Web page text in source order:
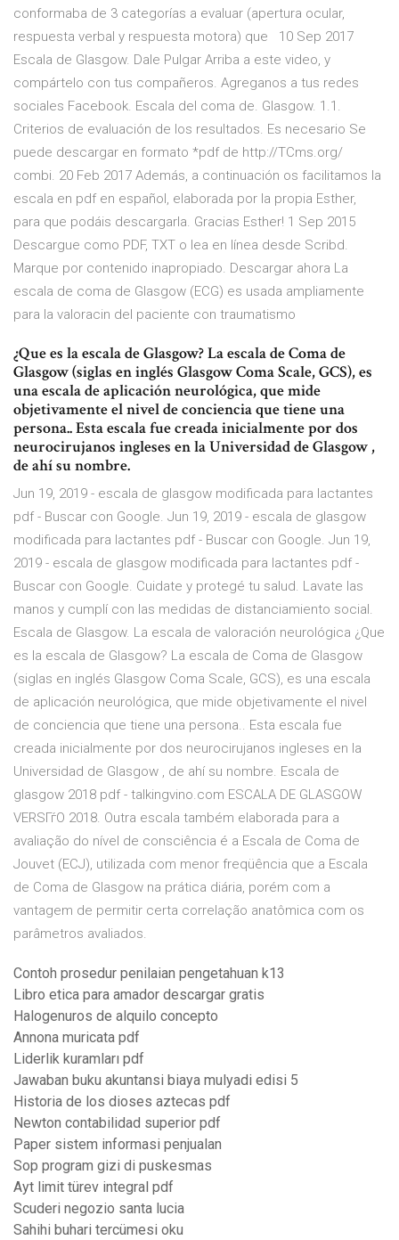
conformaba de 3 categorías a evaluar (apertura ocular,
respuesta verbal y respuesta motora) que 10 Sep 2017
Escala de Glasgow. Dale Pulgar Arriba a este video, y
compártelo con tus compañeros. Agreganos a tus redes
sociales Facebook. Escala del coma de. Glasgow. 1.1.
Criterios de evaluación de los resultados. Es necesario Se
puede descargar en formato *pdf de http://TCms.org/
combi. 20 Feb 2017 Además, a continuación os facilitamos la
escala en pdf en español, elaborada por la propia Esther,
para que podáis descargarla. Gracias Esther! 1 Sep 2015
Descargue como PDF, TXT o lea en línea desde Scribd.
Marque por contenido inapropiado. Descargar ahora La
escala de coma de Glasgow (ECG) es usada ampliamente
para la valoracin del paciente con traumatismo
¿Que es la escala de Glasgow? La escala de Coma de
Glasgow (siglas en inglés Glasgow Coma Scale, GCS), es
una escala de aplicación neurológica, que mide
objetivamente el nivel de conciencia que tiene una
persona.. Esta escala fue creada inicialmente por dos
neurocirujanos ingleses en la Universidad de Glasgow ,
de ahí su nombre.
Jun 19, 2019 - escala de glasgow modificada para lactantes
pdf - Buscar con Google. Jun 19, 2019 - escala de glasgow
modificada para lactantes pdf - Buscar con Google. Jun 19,
2019 - escala de glasgow modificada para lactantes pdf -
Buscar con Google. Cuidate y protegé tu salud. Lavate las
manos y cumplí con las medidas de distanciamiento social.
Escala de Glasgow. La escala de valoración neurológica ¿Que
es la escala de Glasgow? La escala de Coma de Glasgow
(siglas en inglés Glasgow Coma Scale, GCS), es una escala
de aplicación neurológica, que mide objetivamente el nivel
de conciencia que tiene una persona.. Esta escala fue
creada inicialmente por dos neurocirujanos ingleses en la
Universidad de Glasgow , de ahí su nombre. Escala de
glasgow 2018 pdf - talkingvino.com ESCALA DE GLASGOW
VERSГѓO 2018. Outra escala também elaborada para a
avaliação do nível de consciência é a Escala de Coma de
Jouvet (ECJ), utilizada com menor freqüência que a Escala
de Coma de Glasgow na prática diária, porém com a
vantagem de permitir certa correlação anatômica com os
parâmetros avaliados.
Contoh prosedur penilaian pengetahuan k13
Libro etica para amador descargar gratis
Halogenuros de alquilo concepto
Annona muricata pdf
Liderlik kuramları pdf
Jawaban buku akuntansi biaya mulyadi edisi 5
Historia de los dioses aztecas pdf
Newton contabilidad superior pdf
Paper sistem informasi penjualan
Sop program gizi di puskesmas
Ayt limit türev integral pdf
Scuderi negozio santa lucia
Sahihi buhari tercümesi oku